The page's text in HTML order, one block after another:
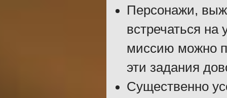
Персонажи,
встречаться
миссию можно
эти задания
Существенно